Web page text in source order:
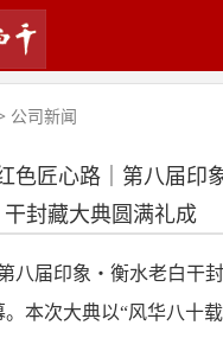
公司新闻
色匠心路｜第八届印
干封藏大典圆满礼成
八届印象・衡水老白干
本次大典以“风华八十